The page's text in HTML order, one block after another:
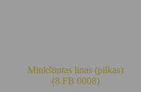
Minkštintas linas (pilkas)
(8 FB 0008)